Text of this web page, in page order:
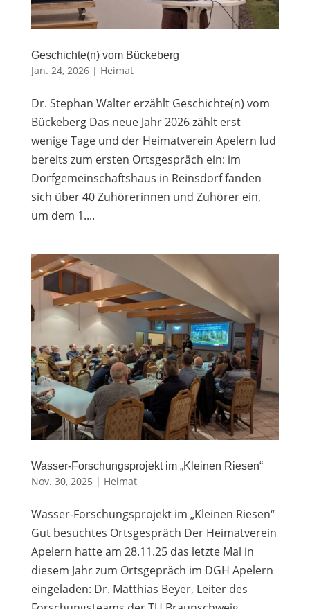
Geschichte(n) vom Bückeberg
Jan. 24, 2026| Heimat
Dr. Stephan Walter erzählt Geschichte(n) vom
Bückeberg Das neue Jahr 2026 zählt erst
wenige Tage und der Heimatverein Apelern lud
bereits zum ersten Ortsgespräch ein: im
Dorfgemeinschaftshaus in Reinsdorf fanden
sich über 40 Zuhörerinnen und Zuhörer ein,
um dem 1....
Wasser-Forschungsprojekt im „Kleinen Riesen“
Nov. 30, 2025 | Heimat
Wasser-Forschungsprojekt im „Kleinen Riesen“
Gut besuchtes Ortsgespräch Der Heimatverein
Apelern hatte am 28.11.25 das letzte Mal in
diesem Jahr zum Ortsgepräch im DGH Apelern
eingeladen: Dr. Matthias Beyer, Leiter des